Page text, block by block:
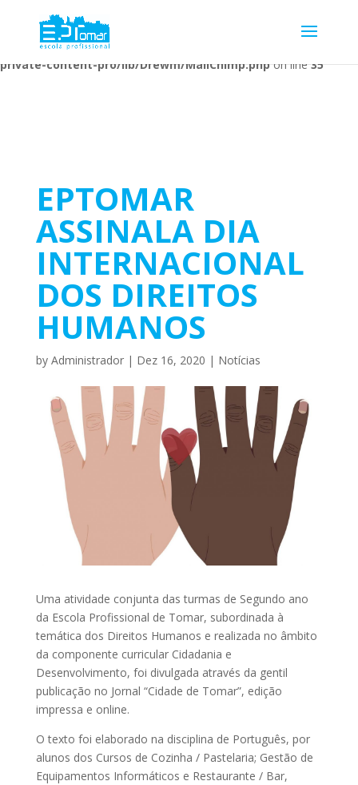
Warning: Undefined array key 1 in
/home/escolaprofission/public_html/wp-content/plugins/wp-
private-content-pro/lib/Drewm/MailChimp.phpon line35
EPTOMAR
ASSINALA DIA
INTERNACIONAL
DOS DIREITOS
HUMANOS
by Administrador| Dez 16, 2020 | Notícias
Uma atividade conjunta das turmas de Segundo ano
da Escola Profissional de Tomar, subordinada à
temática dos Direitos Humanos e realizada no âmbito
da componente curricular Cidadania e
Desenvolvimento, foi divulgada através da gentil
publicação no Jornal “Cidade de Tomar”, edição
impressa e online.
O texto foi elaborado na disciplina de Português, por
alunos dos Cursos de Cozinha / Pastelaria; Gestão de
Equipamentos Informáticos e Restaurante / Bar,